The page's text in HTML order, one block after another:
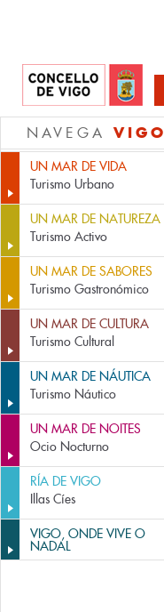
NAVEGA VIGO
UN MAR DE VIDA
Turismo Urbano
UN MAR DE NATUREZA
Turismo Activo
UN MAR DE SABORES
Turismo Gastronómico
UN MAR DE CULTURA
Turismo Cultural
UN MAR DE NÁUTICA
Turismo Náutico
UN MAR DE NOITES
Ocio Nocturno
RÍA DE VIGO
Illas Cíes
VIGO, ONDE VIVE O
NADAL